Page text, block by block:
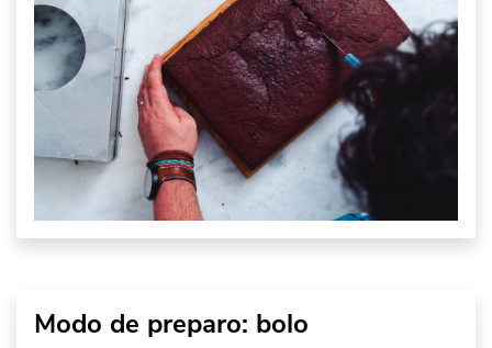
Modo de preparo: bolo